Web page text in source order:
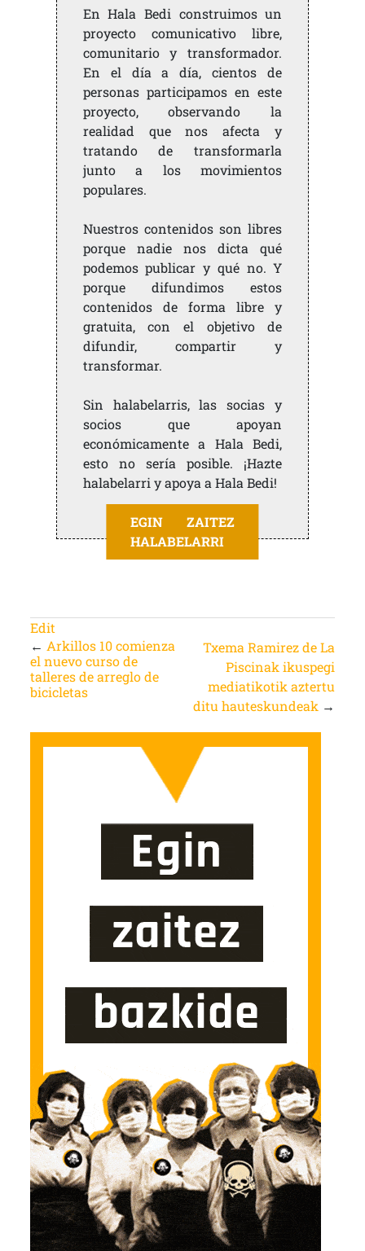
En Hala Bedi construimos un
proyecto comunicativo libre,
comunitario y transformador.
En el día a día, cientos de
personas participamos en este
proyecto, observando la
realidad que nos afecta y
tratando de transformarla
junto a los movimientos
populares.
Nuestros contenidos son libres
porque nadie nos dicta qué
podemos publicar y qué no. Y
porque difundimos estos
contenidos de forma libre y
gratuita, con el objetivo de
difundir, compartir y
transformar.
Sin halabelarris, las socias y
socios que apoyan
económicamente a Hala Bedi,
esto no sería posible. ¡Hazte
halabelarri y apoya a Hala Bedi!
EGIN ZAITEZ
HALABELARRI
Edit
← Arkillos 10 comienza
el nuevo curso de
talleres de arreglo de
bicicletas
Txema Ramirez de La
Piscinak ikuspegi
mediatikotik aztertu
ditu hauteskundeak →